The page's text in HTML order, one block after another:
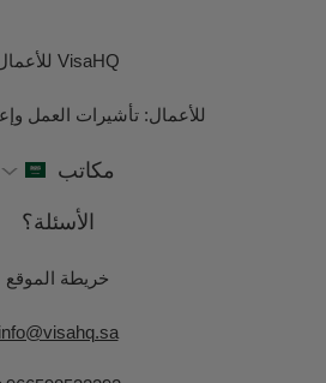
VisaHQ للأعمال
للأعمال: تأشيرات العمل
مكاتب
الأسئلة؟
خريطة الموقع
info@visahq.sa